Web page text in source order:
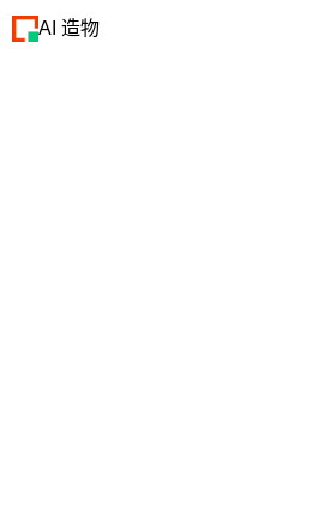
AI 造物